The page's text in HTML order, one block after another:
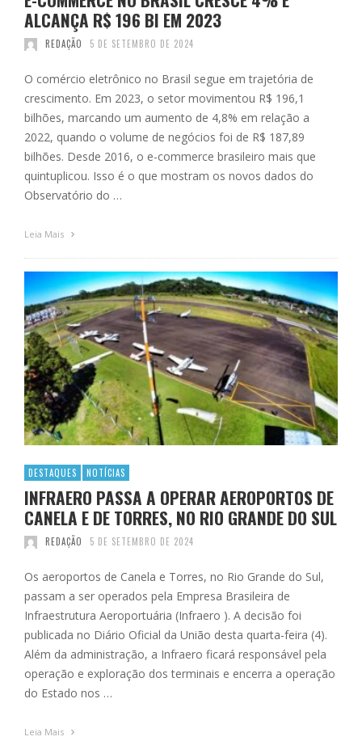
ALCANÇA R$ 196 BI EM 2023
REDAÇÃO 5 DE SETEMBRO DE 2024
O comércio eletrônico no Brasil segue em trajetória de
crescimento. Em 2023, o setor movimentou R$ 196,1
bilhões, marcando um aumento de 4,8% em relação a
2022, quando o volume de negócios foi de R$ 187,89
bilhões. Desde 2016, o e-commerce brasileiro mais que
quintuplicou. Isso é o que mostram os novos dados do
Observatório do …
Leia Mais
DESTAQUES NOTÍCIAS
INFRAERO PASSA A OPERAR AEROPORTOS DE
CANELA E DE TORRES, NO RIO GRANDE DO SUL
REDAÇÃO 5 DE SETEMBRO DE 2024
Os aeroportos de Canela e Torres, no Rio Grande do Sul,
passam a ser operados pela Empresa Brasileira de
Infraestrutura Aeroportuária (Infraero ). A decisão foi
publicada no Diário Oficial da União desta quarta-feira (4).
Além da administração, a Infraero ficará responsável pela
operação e exploração dos terminais e encerra a operação
do Estado nos …
Leia Mais